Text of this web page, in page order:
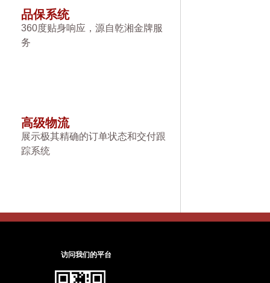
品保系统
360度贴身响应，源自乾湘金牌服
务
高级物流
展示极其精确的订单状态和交付跟
踪系统
访问我们的平台